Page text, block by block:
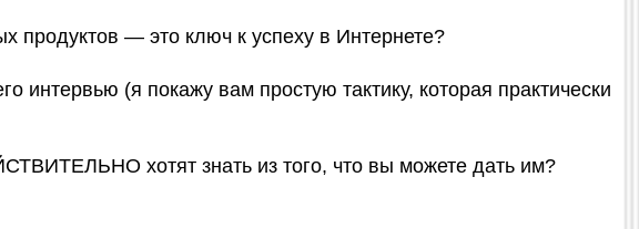
продуктов — это ключ к успеху в Интернете?
интервью (я покажу вам простую тактику, которая практически
хотят знать из того, что вы можете дать им?